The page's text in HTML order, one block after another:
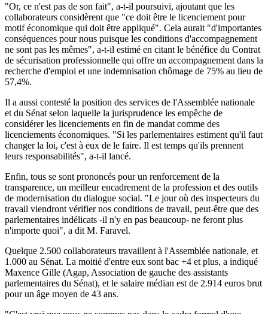
"Or, ce n'est pas de son fait", a-t-il poursuivi, ajoutant que les
collaborateurs considèrent que "ce doit être le licenciement pour
motif économique qui doit être appliqué". Cela aurait "d'importantes
conséquences pour nous puisque les conditions d'accompagnement
ne sont pas les mêmes", a-t-il estimé en citant le bénéfice du Contrat
de sécurisation professionnelle qui offre un accompagnement dans la
recherche d'emploi et une indemnisation chômage de 75% au lieu de
57,4%.
Il a aussi contesté la position des services de l'Assemblée nationale
et du Sénat selon laquelle la jurisprudence les empêche de
considérer les licenciements en fin de mandat comme des
licenciements économiques. "Si les parlementaires estiment qu'il faut
changer la loi, c'est à eux de le faire. Il est temps qu'ils prennent
leurs responsabilités", a-t-il lancé.
Enfin, tous se sont prononcés pour un renforcement de la
transparence, un meilleur encadrement de la profession et des outils
de modernisation du dialogue social. "Le jour où des inspecteurs du
travail viendront vérifier nos conditions de travail, peut-être que des
parlementaires indélicats -il n'y en pas beaucoup- ne feront plus
n'importe quoi", a dit M. Faravel.
Quelque 2.500 collaborateurs travaillent à l'Assemblée nationale, et
1.000 au Sénat. La moitié d'entre eux sont bac +4 et plus, a indiqué
Maxence Gille (Agap, Association de gauche des assistants
parlementaires du Sénat), et le salaire médian est de 2.914 euros brut
pour un âge moyen de 43 ans.